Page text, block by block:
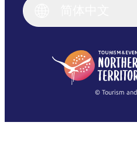
English (US)
English
(Singapore)
Français
© Tourism